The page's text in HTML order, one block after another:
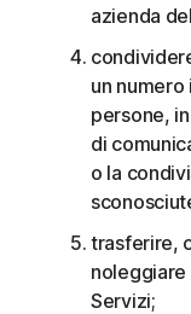
azienda
un numero
persone,
di
o la
trasferire,
noleggiare
Servizi;